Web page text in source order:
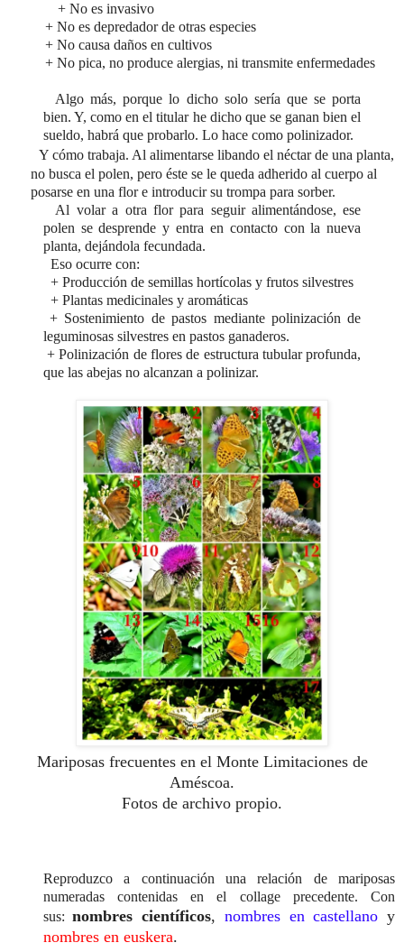
+ No es invasivo
+ No es depredador de otras especies
+ No causa daños en cultivos
+ No pica, no produce alergias, ni transmite enfermedades
Algo más, porque lo dicho solo sería que se porta
bien. Y, como en el titular he dicho que se ganan bien el
sueldo, habrá que probarlo. Lo hace como polinizador.
Y cómo trabaja. Al alimentarse libando el néctar de una planta,
no busca el polen, pero éste se le queda adherido al cuerpo al
posarse en una flor e introducir su trompa para sorber.
Al volar a otra flor para seguir alimentándose, ese
polen se desprende y entra en contacto con la nueva
planta, dejándola fecundada.
Eso ocurre con:
+ Producción de semillas hortícolas y frutos silvestres
+ Plantas medicinales y aromáticas
+ Sostenimiento de pastos mediante polinización de
leguminosas silvestres en pastos ganaderos.
+ Polinización de flores de estructura tubular profunda,
que las abejas no alcanzan a polinizar.
Mariposas frecuentes en el Monte Limitaciones de
Améscoa.
Fotos de archivo propio.
Reproduzco a continuación una relación de mariposas
numeradas contenidas en el collage precedente. Con
sus:nombres científicos, nombres en castellano y
nombres en euskera.